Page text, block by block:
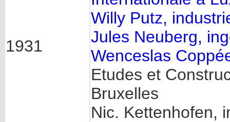
1931
Willy Putz,
Jules Neuberg,
Wenceslas
Etudes et
Bruxelles
Nic. Kettenhofen,